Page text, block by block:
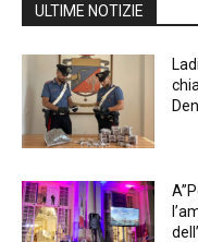
ULTIME NOTIZIE